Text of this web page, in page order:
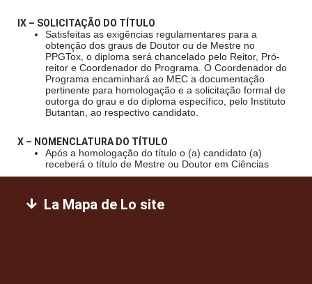
IX – SOLICITAÇÃO DO TÍTULO
Satisfeitas as exigências regulamentares para a
obtenção dos graus de Doutor ou de Mestre no
PPGTox, o diploma será chancelado pelo Reitor, Pró-
reitor e Coordenador do Programa. O Coordenador do
Programa encaminhará ao MEC a documentação
pertinente para homologação e a solicitação formal de
outorga do grau e do diploma específico, pelo Instituto
Butantan, ao respectivo candidato.
X – NOMENCLATURA DO TÍTULO
Após a homologação do título o (a) candidato (a)
receberá o título de Mestre ou Doutor em Ciências
La Mapa de Lo site